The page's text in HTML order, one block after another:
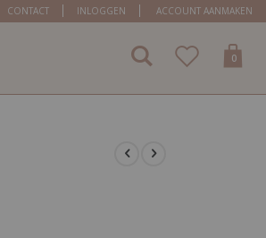
CONTACT INLOGGEN ACCOUNT AANMAKEN
Cart
0items